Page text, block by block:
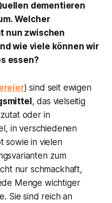
dementieren
Welcher
nun zwischen
wie viele können wir
essen?
) sind seit ewigen
, das vielseitig
oder in
in verschiedenen
sowie in vielen
zum
nur schmackhaft,
Menge wichtiger
Sie sind reich an